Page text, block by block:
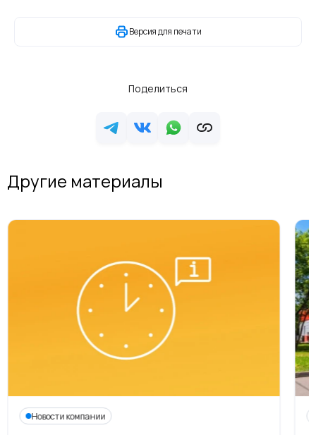
Версия для печати
Поделиться
Другие материалы
Новости компании